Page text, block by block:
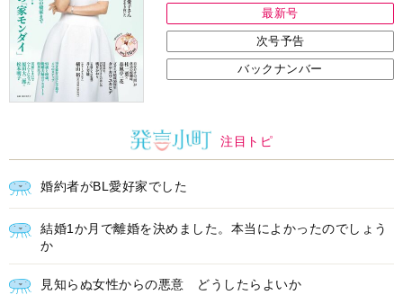
最新号
次号予告
バックナンバー
注目トピ
婚約者がBL愛好家でした
結婚1か月で離婚を決めました。本当によかったのでしょう
か
見知らぬ女性からの悪意 どうしたらよいか